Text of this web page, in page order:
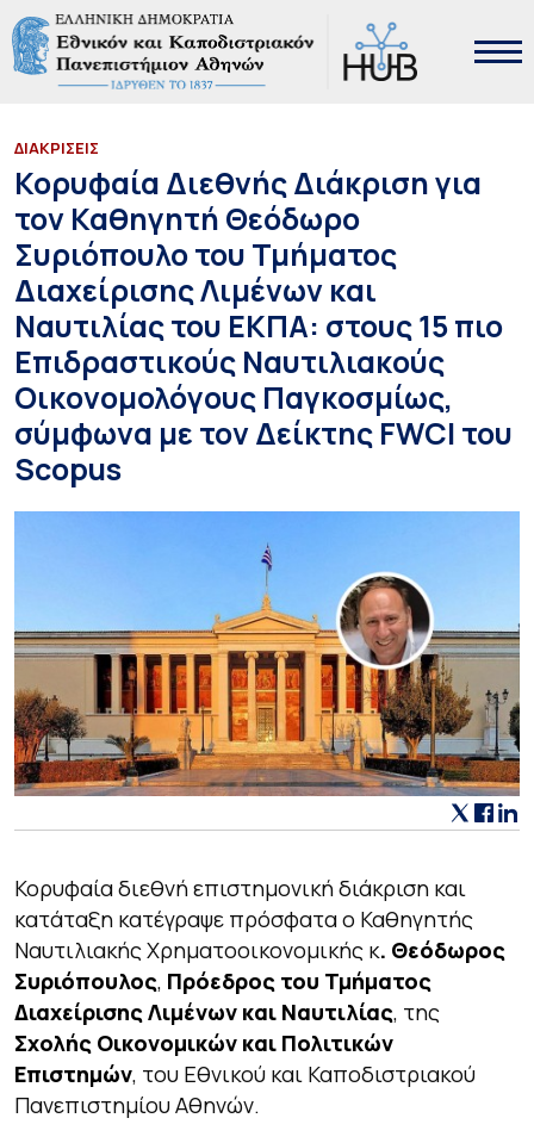
ΔΙΑΚΡΙΣΕΙΣ
Κορυφαία Διεθνής Διάκριση για
τον Καθηγητή Θεόδωρο
Συριόπουλο του Τμήματος
Διαχείρισης Λιμένων και
Ναυτιλίας του ΕΚΠΑ: στους 15 πιο
Επιδραστικούς Ναυτιλιακούς
Οικονομολόγους Παγκοσμίως,
σύμφωνα με τον Δείκτης FWCI του
Scopus
Κορυφαία διεθνή επιστημονική διάκριση και
κατάταξη κατέγραψε πρόσφατα ο Καθηγητής
Ναυτιλιακής Χρηματοοικονομικής κ. Θεόδωρος
Συριόπουλος, Πρόεδρος του Τμήματος
Διαχείρισης Λιμένων και Ναυτιλίας, της
Σχολής Οικονομικών και Πολιτικών
Επιστημών, του Εθνικού και Καποδιστριακού
Πανεπιστημίου Αθηνών.